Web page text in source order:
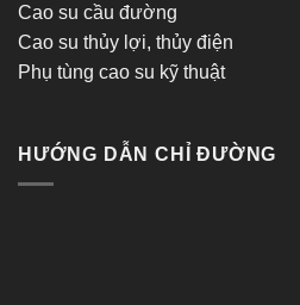
Cao su cầu đường
Cao su thủy lợi, thủy điện
Phụ tùng cao su kỹ thuật
HƯỚNG DẪN CHỈ ĐƯỜNG